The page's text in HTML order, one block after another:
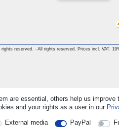
reserved. - All rights reserved. Prices incl. VAT.
are essential, others help us
and your rights as a user in our
External media PayPal